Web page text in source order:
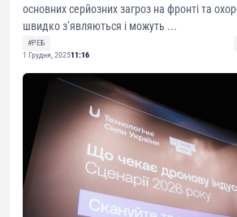
основних серйозних загроз на фронті та
швидко з’являються і можуть ...
#РЕБ
1 Грудня, 202511:16